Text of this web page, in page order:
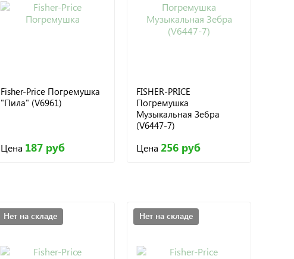
Fisher-Price Погремушка
"Пила" (V6961)
Цена 187 руб
FISHER-PRICE
Погремушка
Музыкальная Зебра
(V6447-7)
Цена 256 руб
Нет на складе Нет на складе